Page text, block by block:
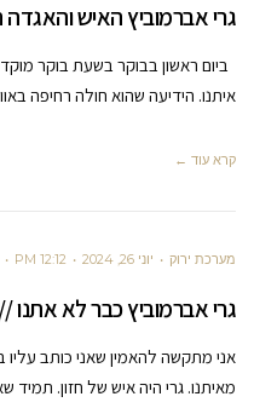
גרי אברמוביץ האיש
ביום ראשון בבוקר בשעת בוקר
איתנו. הידיעה שהוא חולה רחיפה
קרא עוד ←
מערכת ירוק יוני 26, 2024 12:12 PM
גרי אברמוביץ כבר לא אתנו
אני מתקשה להאמין שאני כותב
מאיתנו. גרי היה איש של חזון. תמיד